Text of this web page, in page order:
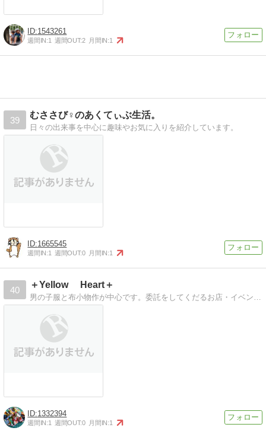
1543261
週間IN:1 週間OUT:2 月間IN:1
39
むささび♀のあくてぃぶ生活。
日々の出来事を中心に趣味やお気に入りを紹介しています。
1665545
週間IN:1 週間OUT:0 月間IN:1
40
＋Yellow Heart＋
1332394
週間IN:1 週間OUT:0 月間IN:1